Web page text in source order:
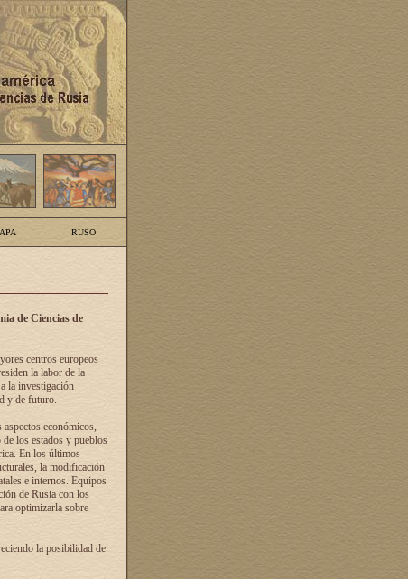
RUSO
de Ciencias de
centros europeos
la labor de la
la investigación
y de futuro.
económicos,
los estados y pueblos
En los últimos
la modificación
e internos. Equipos
de Rusia con los
optimizarla sobre
la posibilidad de